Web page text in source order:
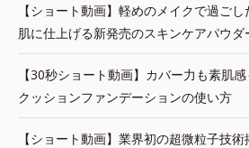
【ショート動画】軽めのメイクで過ご
肌に仕上げる新発売のスキンケアパウダ
【30秒ショート動画】カバー力も素肌
クッションファンデーションの使い方
【ショート動画】業界初の超微粒子技